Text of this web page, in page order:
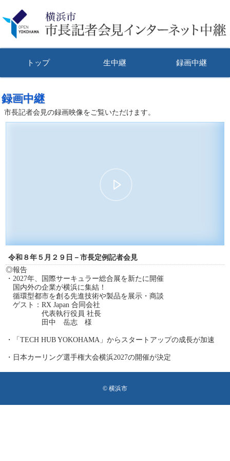
トップ 生中継 録画中継
録画中継
市長記者会見の録画映像をご覧いただけます。
令和８年５月２９日－市長定例記者会見
◎報告
・2027年、国際サーキュラー総合展を新たに開催
国内外の企業が横浜に集結！
循環型都市を創る先進技術や製品を展示・商談
ゲスト：RX Japan 合同会社
代表執行役員 社長
田中 岳志 様
・「TECH HUB YOKOHAMA」からスタートアップの成長が加速
・日本カーリング選手権大会横浜2027の開催が決定
© 横浜市